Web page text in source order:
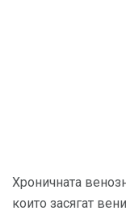
Хроничната
които засягат